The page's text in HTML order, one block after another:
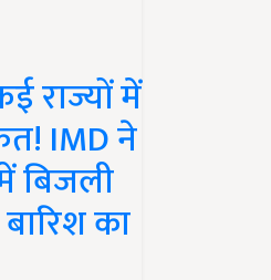
राज्यों में
IMD ने
बिजली
का